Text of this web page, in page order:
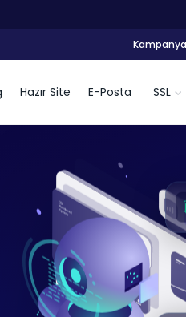
Hazır Site E-Posta SSL